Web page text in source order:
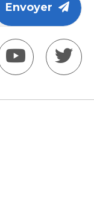
Envoyer